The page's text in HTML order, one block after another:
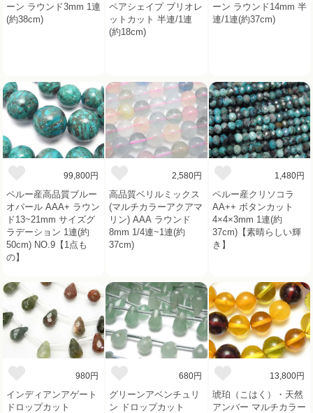
ーン ラウンド3mm 1連
(約38cm)
ペアシェイプ ブリオレ
ットカット 半連/1連
(約18cm)
ーン ラウンド14mm 半
連/1連(約37cm)
99,800円
ペルー産高品質ブルー
オパール AAA+ ラウン
ド13~21mm サイズグ
ラデーション 1連(約
50cm) NO.9【1点も
の】
2,580円
高品質ベリルミックス
(マルチカラーアクアマ
リン) AAA ラウンド
8mm 1/4連~1連(約
37cm)
1,480円
ペルー産クリソコラ
AA++ ボタンカット
4×4×3mm 1連(約
37cm)【素晴らしい輝
き】
980円
インディアンアゲート
ドロップカット
680円
グリーンアベンチュリ
ン ドロップカット
13,800円
琥珀（こはく）・天然
アンバー マルチカラー